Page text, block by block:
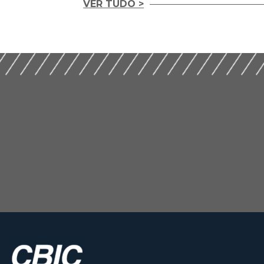
sobre Licenciamentos
na Construção (2019)
Habitacional
VER TUDO >